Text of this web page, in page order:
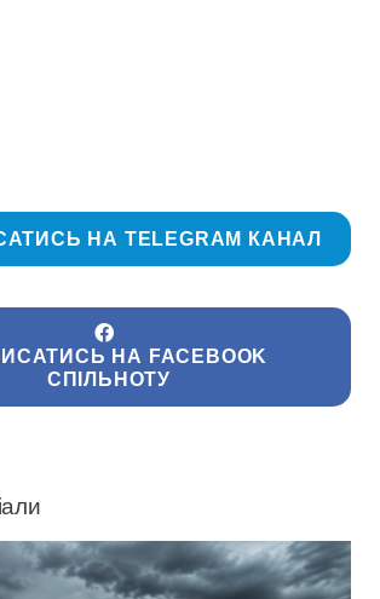
НА TELEGRAM КАНАЛ
НА FACEBOOK
СПІЛЬНОТУ